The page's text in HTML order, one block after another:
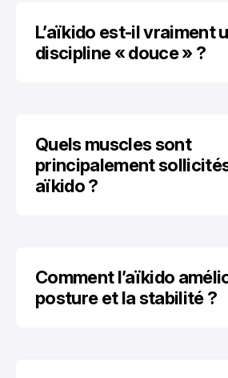
L’aïkido est-il vraiment
discipline « douce » ?
Quels muscles sont
principalement
aïkido ?
Comment l’aïkido
posture et la stabilité ?